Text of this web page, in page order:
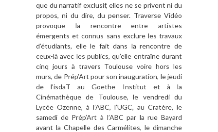
que du narratif exclusif, elles ne se privent ni du
propos, ni du dire, du penser. Traverse Vidéo
provoque la rencontre entre artistes
émergents et connus sans exclure les travaux
d’étudiants, elle le fait dans la rencontre de
ceux-là avec les publics, qu’elle entraîne durant
cinq jours à travers Toulouse voire hors les
murs, de Prép’Art pour son inauguration, le jeudi
de l’isdaT au Goethe Institut et à la
Cinémathèque de Toulouse, le vendredi du
Lycée Ozenne, à l’ABC, l’UGC, au Cratère, le
samedi de Prép’Art à l’ABC par la rue Bayard
avant la Chapelle des Carmélites, le dimanche